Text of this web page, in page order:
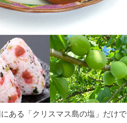
ある「クリスマス島の塩」だけで